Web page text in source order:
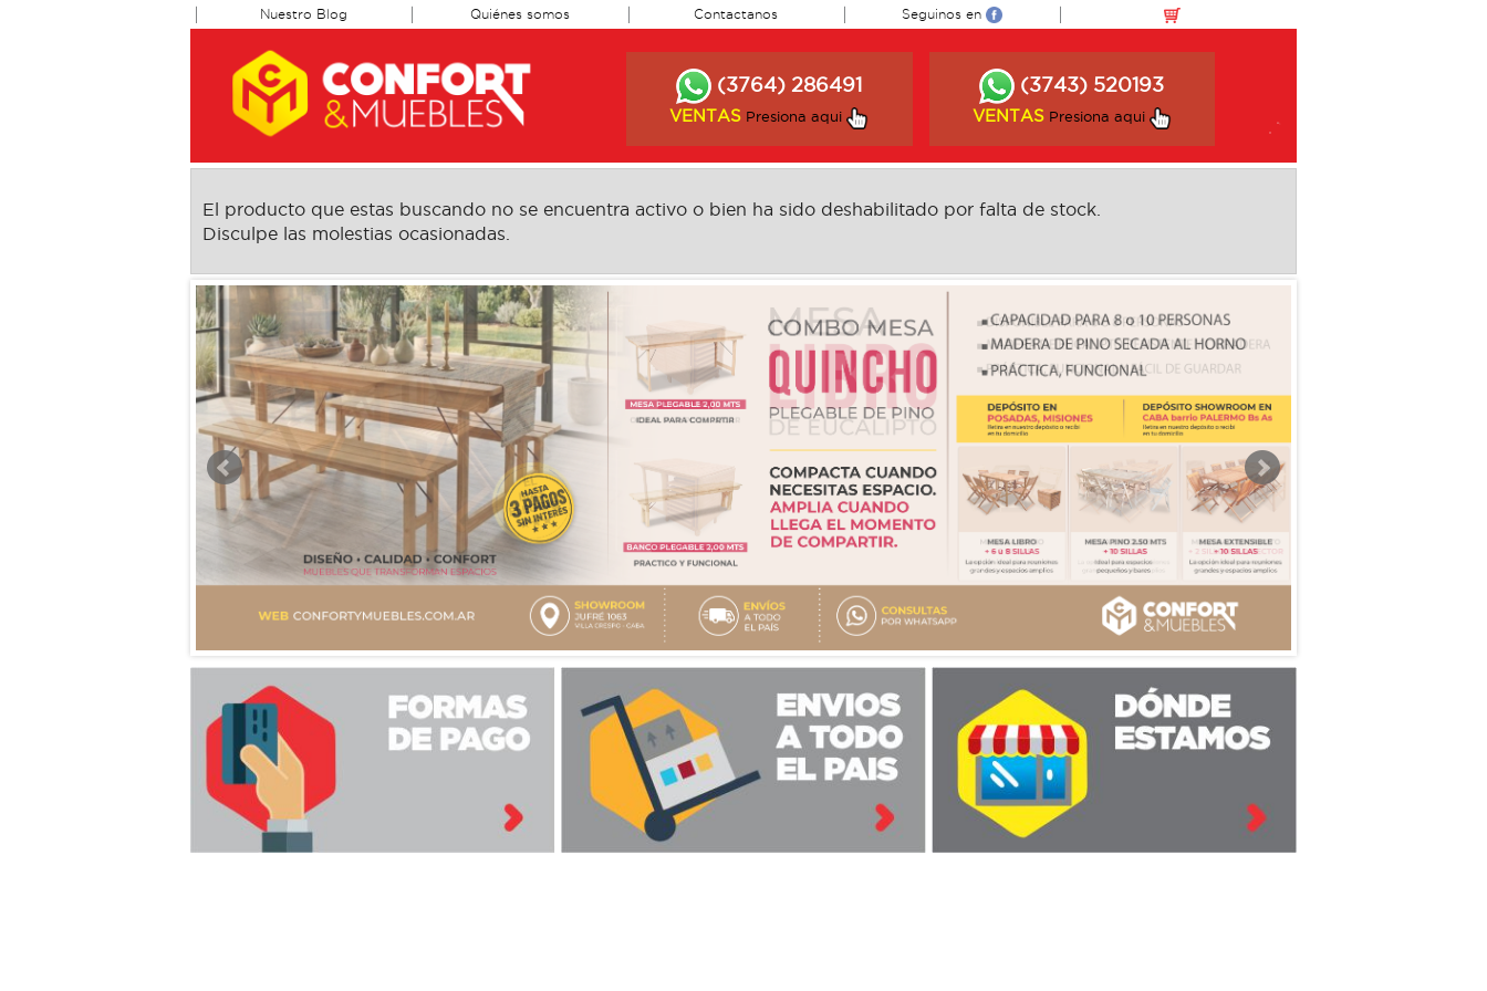
Nuestro Blog Quiénes somos Contactanos Seguinos en
(3764) 286491
VENTAS Presiona aqui
(3743) 520193
VENTASPresiona aqui
El producto que estas buscando no se encuentra activo o bien ha sido deshabilitado por falta de stock.
Disculpe las molestias ocasionadas.